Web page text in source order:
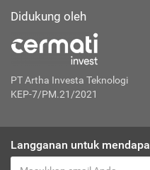
Didukung oleh
PT Artha Investa Teknologi
KEP-7/PM.21/2021
Langganan untuk